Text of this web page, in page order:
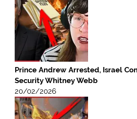
Prince Andrew Arrested, Israel
Security Whitney Webb
20/02/2026